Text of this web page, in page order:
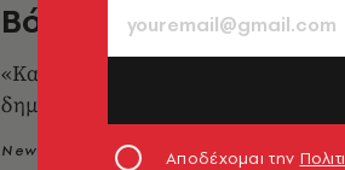
Βόρεια Κορέα δεν
«Κανείς δεν μπορεί να είναι
δημοσκοπήσεις»
Newsroom 23.07.2026, 09:40
Αποδέχομαι την